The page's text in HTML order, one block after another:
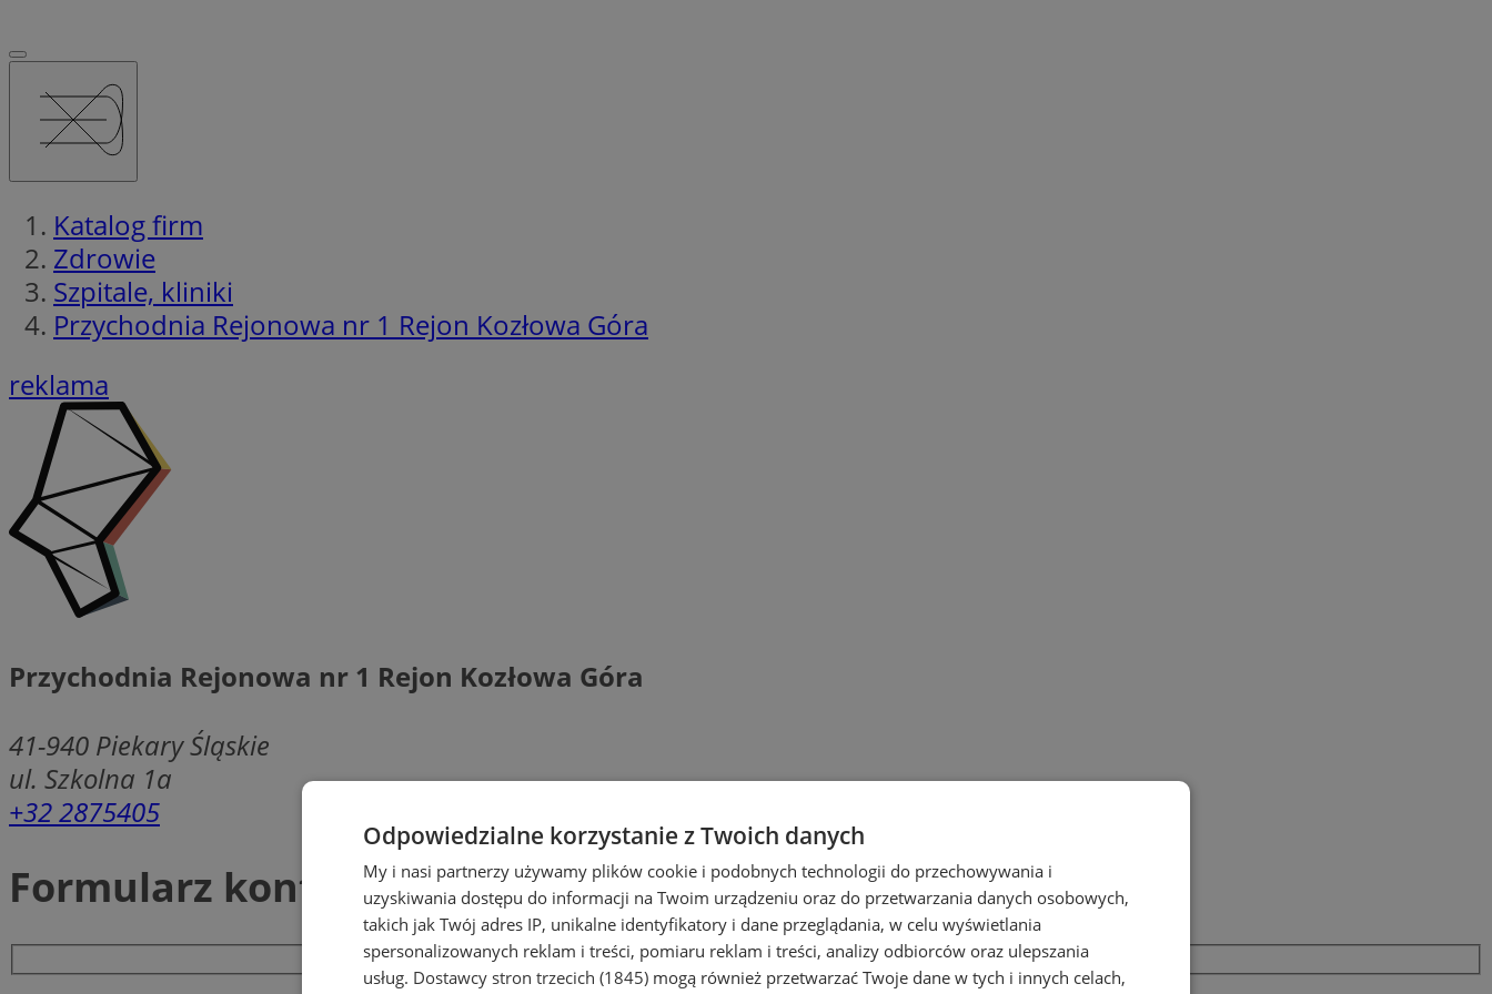
Katalog firm
Zdrowie
Szpitale, kliniki
Przychodnia Rejonowa nr 1 Rejon Kozłowa Góra
reklama
Przychodnia Rejonowa nr 1 Rejon Kozłowa Góra
41-940 Piekary Śląskie
ul. Szkolna 1a
+32 2875405
Formularz kontaktowy
Odpowiedzialne korzystanie z Twoich danych
My i nasi partnerzy używamy plików cookie i podobnych technologii do przechowywania i
uzyskiwania dostępu do informacji na Twoim urządzeniu oraz do przetwarzania danych osobowych,
takich jak Twój adres IP, unikalne identyfikatory i dane przeglądania, w celu wyświetlania
spersonalizowanych reklam i treści, pomiaru reklam i treści, analizy odbiorców oraz ulepszania
usług. Dostawcy stron trzecich (1845) mogą również przetwarzać Twoje dane w tych i innych celach,